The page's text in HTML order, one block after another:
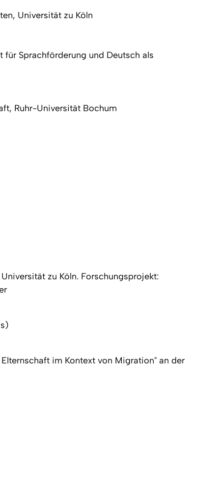
Universität zu Köln
Sprachförderung und Deutsch als
Ruhr-Universität Bochum
zu Köln. Forschungsprojekt:
im Kontext von Migration" an der